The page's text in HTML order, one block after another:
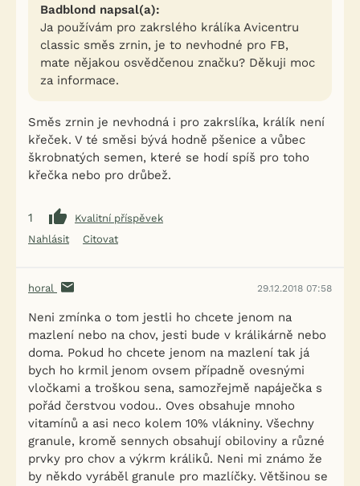
Badblond napsal(a):
Ja používám pro zakrslého králíka Avicentru
classic směs zrnin, je to nevhodné pro FB,
mate nějakou osvědčenou značku? Děkuji moc
za informace.
Směs zrnin je nevhodná i pro zakrslíka, králík není
křeček. V té směsi bývá hodně pšenice a vůbec
škrobnatých semen, které se hodí spíš pro toho
křečka nebo pro drůbež.
1
Kvalitní příspěvek
Nahlásit
Citovat
horal 29.12.2018 07:58
Neni zmínka o tom jestli ho chcete jenom na
mazlení nebo na chov, jesti bude v králikárně nebo
doma. Pokud ho chcete jenom na mazlení tak já
bych ho krmil jenom ovsem případně ovesnými
vločkami a troškou sena, samozřejmě napáječka s
pořád čerstvou vodou.. Oves obsahuje mnoho
vitamínů a asi neco kolem 10% vlákniny. Všechny
granule, kromě sennych obsahují obiloviny a různé
prvky pro chov a výkrm králiků. Neni mi známo že
by někdo vyráběl granule pro mazlíčky. Většinou se